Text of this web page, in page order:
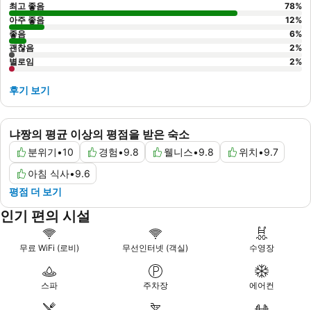
냐짱의 평균 이상의 평점을 받은 숙소
분위기•10 경험•9.8 웰니스•9.8 위치•9.7
아침 식사•9.6
평점 더 보기
최고 좋음 78%
아주 좋음
12%
좋음
6%
괜찮음
2%
별로임
2%
후기 보기
인기 편의 시설
무료 WiFi (로비) 무선인터넷 (객실) 수영장
스파 주차장 에어컨